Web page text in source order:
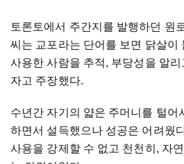
토론토에서 주간지를 발행하던 원
씨는 교포라는 단어를 보면 닭살이
사용한 사람을 추적, 부당성을 알
자고 주장했다.
수년간 자기의 얇은 주머니를 털어
하면서 설득했으나 성공은 어려웠
사용을 강제할 수 없고 천천히, 자